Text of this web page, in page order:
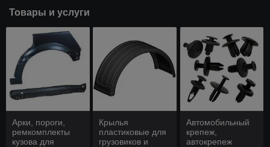
Товары и услуги
Арки, пороги,
ремкомплекты
кузова для
Крылья
пластиковые для
грузовиков и
Автомобильный
крепеж,
автокрепеж